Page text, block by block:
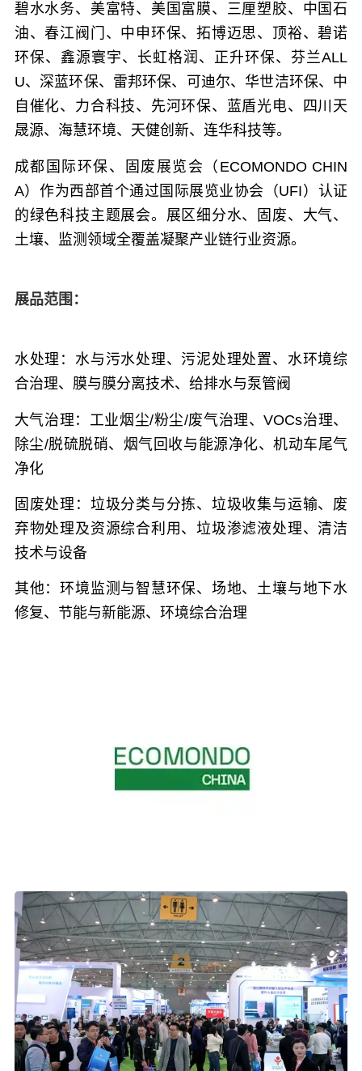
碧水水务、美富特、美国富膜、三厘塑胶、中国石
油、春江阀门、中申环保、拓博迈思、顶裕、碧诺
环保、鑫源寰宇、长虹格润、正升环保、芬兰ALL
U、深蓝环保、雷邦环保、可迪尔、华世洁环保、中
自催化、力合科技、先河环保、蓝盾光电、四川天
晟源、海慧环境、天健创新、连华科技等。
成都国际环保、固废展览会（ECOMONDO CHIN
A）作为西部首个通过国际展览业协会（UFI）认证
的绿色科技主题展会。 展区细分水、固废、大气、
土壤、
监测领域全覆盖凝聚产业链行业资源。
展品范围：
水处理： 水与污水处理、污泥处理处置、水环境综
合治理、膜与膜分离技术、给排水与泵管阀
大气治理： 工业烟尘/粉尘/废气治理、VOCs治理、
除尘/脱硫脱硝、烟气回收与能源净化、机动车尾气
净化
固废处理： 垃圾分类与分拣、垃圾收集与运输、废
弃物处理及资源综合利用、垃圾渗滤液处理、清洁
技术与设备
其他：环境监测与智慧环保、场地、土壤与地下水
修复、节能与新能源、环境综合治理